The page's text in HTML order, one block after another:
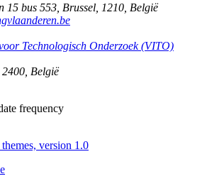
15 bus 553 Brussel 1210 België
Technologisch Onderzoek (VITO)
2400 België
frequency
version 1.0